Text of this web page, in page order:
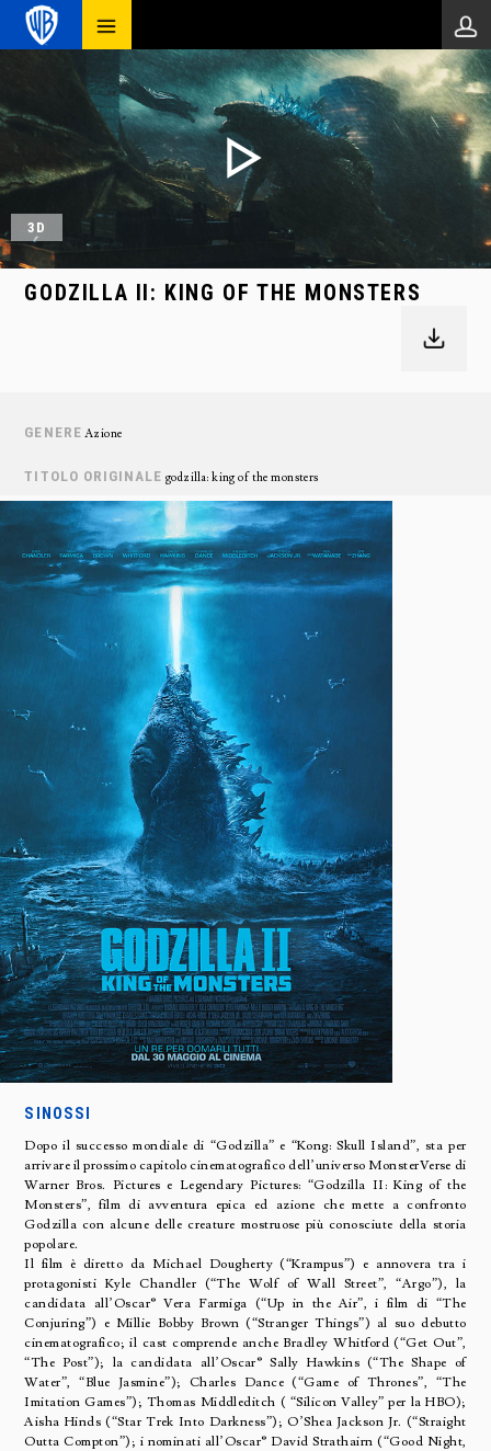
3D
GODZILLA II: KING OF THE MONSTERS
GENERE Azione
TITOLO ORIGINALE godzilla: king of the monsters
SINOSSI
Dopo il successo mondiale di “Godzilla” e “Kong: Skull Island”, sta per
arrivare il prossimo capitolo cinematografico dell’universo MonsterVerse di
Warner Bros. Pictures e Legendary Pictures: “Godzilla II: King of the
Monsters”, film di avventura epica ed azione che mette a confronto
Godzilla con alcune delle creature mostruose più conosciute della storia
popolare.
Il film è diretto da Michael Dougherty (“Krampus”) e annovera tra i
protagonisti Kyle Chandler (“The Wolf of Wall Street”, “Argo”), la
candidata all’Oscar® Vera Farmiga (“Up in the Air”, i film di “The
Conjuring”) e Millie Bobby Brown (“Stranger Things”) al suo debutto
cinematografico; il cast comprende anche Bradley Whitford (“Get Out”,
“The Post”); la candidata all’Oscar® Sally Hawkins (“The Shape of
Water”, “Blue Jasmine”); Charles Dance (“Game of Thrones”, “The
Imitation Games”); Thomas Middleditch ( “Silicon Valley” per la HBO);
Aisha Hinds (“Star Trek Into Darkness”); O’Shea Jackson Jr. (“Straight
Outta Compton”); i nominati all’Oscar® David Strathairn (“Good Night,